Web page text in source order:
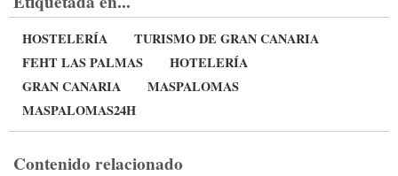
HOSTELERÍA
TURISMO DE GRAN CANARIA
FEHT LAS PALMAS
HOTELERÍA
GRAN CANARIA
MASPALOMAS
MASPALOMAS24H
Contenido relacionado